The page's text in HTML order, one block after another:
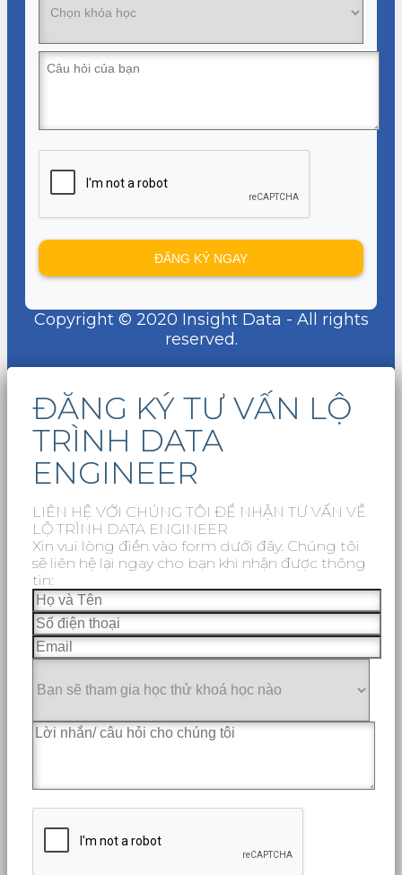
Copyright © 2020 Insight Data - All rights
reserved.
ĐĂNG KÝ TƯ VẤN LỘ
TRÌNH DATA
ENGINEER
LIÊN HỆ VỚI CHÚNG TÔI ĐỂ NHẬN TƯ VẤN VỀ
LỘ TRÌNH DATA ENGINEER
Xin vui lòng điền vào form dưới đây. Chúng tôi
sẽ liên hệ lại ngay cho bạn khi nhận được thông
tin: